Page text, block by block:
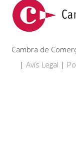
Cambra de
| Avís Legal |